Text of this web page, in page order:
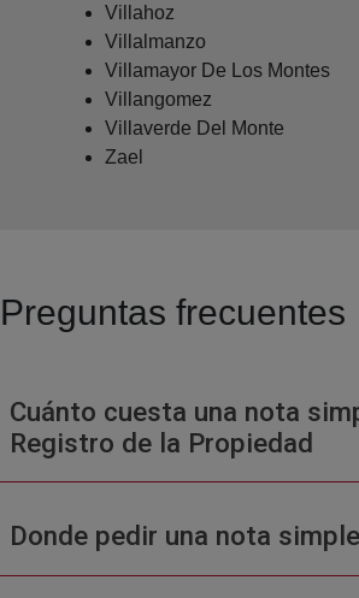
Villahoz
Villalmanzo
Villamayor De Los Montes
Villangomez
Villaverde Del Monte
Zael
Preguntas frecuentes
Cuánto cuesta una nota
Registro de la Propiedad
Donde pedir una nota simple